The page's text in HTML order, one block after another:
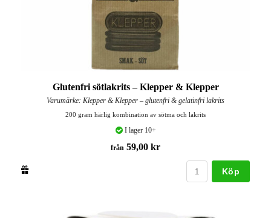
Glutenfri sötlakrits – Klepper & Klepper
Varumärke: Klepper & Klepper – glutenfri & gelatinfri lakrits
200 gram härlig kombination av sötma och lakrits
I lager 10+
från 59,00 kr
Köp